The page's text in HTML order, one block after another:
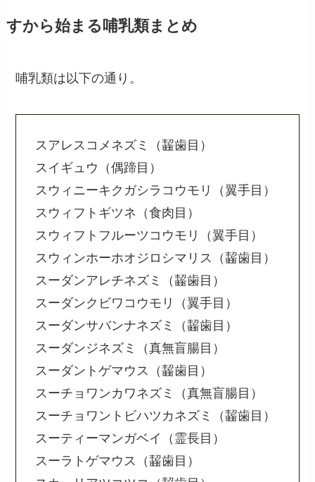
すから始まる哺乳類まとめ
哺乳類は以下の通り。
スアレスコメネズミ（齧歯目）
スイギュウ（偶蹄目）
スウィニーキクガシラコウモリ（翼手目）
スウィフトギツネ（食肉目）
スウィフトフルーツコウモリ（翼手目）
スウィンホーホオジロシマリス（齧歯目）
スーダンアレチネズミ（齧歯目）
スーダンクビワコウモリ（翼手目）
スーダンサバンナネズミ（齧歯目）
スーダンジネズミ（真無盲腸目）
スーダントゲマウス（齧歯目）
スーチョワンカワネズミ（真無盲腸目）
スーチョワントビハツカネズミ（齧歯目）
スーティーマンガベイ（霊長目）
スーラトゲマウス（齧歯目）